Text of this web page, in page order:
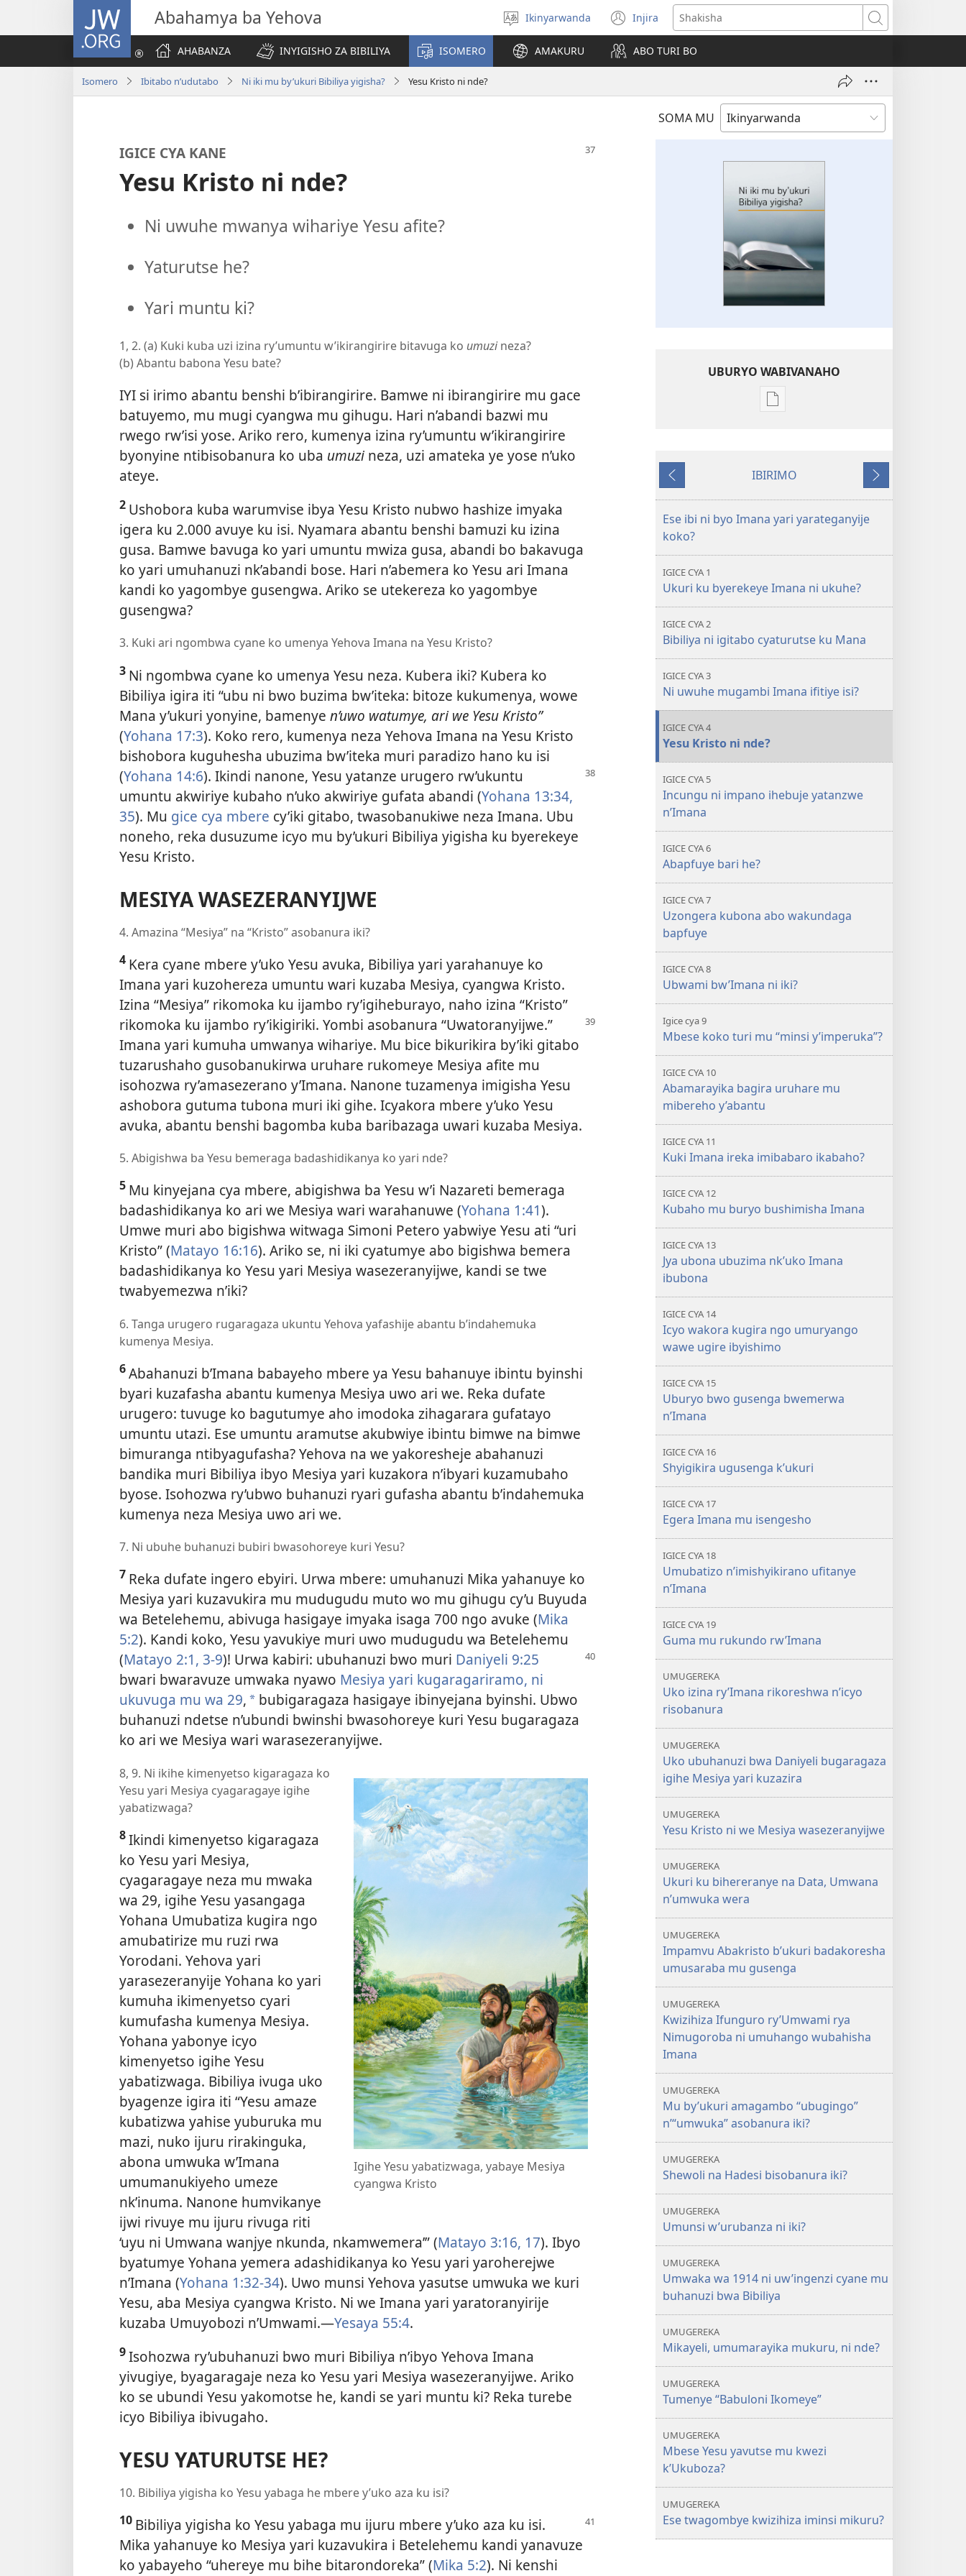
JW.ORG Abahamya ba Yehova
Hitamo
ururimi
Ikinyarwanda Injira
(ifungukire
ahandi)
Shakisha
AHABANZA
INYIGISHO ZA BIBILIYA ISOMERO AMAKURU ABO TURI BO
Isomero Ibitabo n’udutabo Ni iki mu by’ukuri Bibiliya yigisha? Yesu Kristo ni nde?
SOMA MU
IGICE CYA KANE
Yesu Kristo ni nde?
Ni uwuhe mwanya wihariye Yesu afite?
Yaturutse he?
Yari muntu ki?
1, 2. (a) Kuki kuba uzi izina ry’umuntu w’ikirangirire bitavuga ko umuzineza?
(b) Abantu babona Yesu bate?
IYI si irimo abantu benshi b’ibirangirire. Bamwe ni ibirangirire mu gace
batuyemo, mu mugi cyangwa mu gihugu. Hari n’abandi bazwi mu
rwego rw’isi yose. Ariko rero, kumenya izina ry’umuntu w’ikirangirire
byonyine ntibisobanura ko uba umuzi neza, uzi amateka ye yose n’uko
ateye.
2 Ushobora kuba warumvise ibya Yesu Kristo nubwo hashize imyaka
igera ku 2.000 avuye ku isi. Nyamara abantu benshi bamuzi ku izina
gusa. Bamwe bavuga ko yari umuntu mwiza gusa, abandi bo bakavuga
ko yari umuhanuzi nk’abandi bose. Hari n’abemera ko Yesu ari Imana
kandi ko yagombye gusengwa. Ariko se utekereza ko yagombye
gusengwa?
3. Kuki ari ngombwa cyane ko umenya Yehova Imana na Yesu Kristo?
3 Ni ngombwa cyane ko umenya Yesu neza. Kubera iki? Kubera ko
Bibiliya igira iti “ubu ni bwo buzima bw’iteka: bitoze kukumenya, wowe
Mana y’ukuri yonyine, bamenye n’uwo watumye, ari we Yesu Kristo”
(Yohana 17:3). Koko rero, kumenya neza Yehova Imana na Yesu Kristo
bishobora kuguhesha ubuzima bw’iteka muri paradizo hano ku isi
(Yohana 14:6). Ikindi nanone, Yesu yatanze urugero rw’ukuntu
umuntu akwiriye kubaho n’uko akwiriye gufata abandi (Yohana 13:34,
35). Mu gice cya mbere cy’iki gitabo, twasobanukiwe neza Imana. Ubu
noneho, reka dusuzume icyo mu by’ukuri Bibiliya yigisha ku byerekeye
Yesu Kristo.
MESIYA WASEZERANYIJWE
4. Amazina “Mesiya” na “Kristo” asobanura iki?
4 Kera cyane mbere y’uko Yesu avuka, Bibiliya yari yarahanuye ko
Imana yari kuzohereza umuntu wari kuzaba Mesiya, cyangwa Kristo.
Izina “Mesiya” rikomoka ku ijambo ry’igiheburayo, naho izina “Kristo”
rikomoka ku ijambo ry’ikigiriki. Yombi asobanura “Uwatoranyijwe.”
Imana yari kumuha umwanya wihariye. Mu bice bikurikira by’iki gitabo
tuzarushaho gusobanukirwa uruhare rukomeye Mesiya afite mu
isohozwa ry’amasezerano y’Imana. Nanone tuzamenya imigisha Yesu
ashobora gutuma tubona muri iki gihe. Icyakora mbere y’uko Yesu
avuka, abantu benshi bagomba kuba baribazaga uwari kuzaba Mesiya.
5. Abigishwa ba Yesu bemeraga badashidikanya ko yari nde?
5 Mu kinyejana cya mbere, abigishwa ba Yesu w’i Nazareti bemeraga
badashidikanya ko ari we Mesiya wari warahanuwe (Yohana 1:41).
Umwe muri abo bigishwa witwaga Simoni Petero yabwiye Yesu ati “uri
Kristo” (Matayo 16:16). Ariko se, ni iki cyatumye abo bigishwa bemera
badashidikanya ko Yesu yari Mesiya wasezeranyijwe, kandi se twe
twabyemezwa n’iki?
6. Tanga urugero rugaragaza ukuntu Yehova yafashije abantu b’indahemuka
kumenya Mesiya.
6Abahanuzi b’Imana babayeho mbere ya Yesu bahanuye ibintu byinshi
byari kuzafasha abantu kumenya Mesiya uwo ari we. Reka dufate
urugero: tuvuge ko bagutumye aho imodoka zihagarara gufatayo
umuntu utazi. Ese umuntu aramutse akubwiye ibintu bimwe na bimwe
bimuranga ntibyagufasha? Yehova na we yakoresheje abahanuzi
bandika muri Bibiliya ibyo Mesiya yari kuzakora n’ibyari kuzamubaho
byose. Isohozwa ry’ubwo buhanuzi ryari gufasha abantu b’indahemuka
kumenya neza Mesiya uwo ari we.
7. Ni ubuhe buhanuzi bubiri bwasohoreye kuri Yesu?
7 Reka dufate ingero ebyiri. Urwa mbere: umuhanuzi Mika yahanuye ko
Mesiya yari kuzavukira mu mudugudu muto wo mu gihugu cy’u Buyuda
wa Betelehemu, abivuga hasigaye imyaka isaga 700 ngo avuke (Mika
5:2). Kandi koko, Yesu yavukiye muri uwo mudugudu wa Betelehemu
(Matayo 2:1, 3-9)! Urwa kabiri: ubuhanuzi bwo muri Daniyeli 9:25
bwari bwaravuze umwaka nyawo Mesiya yari kugaragariramo, ni
ukuvuga mu wa 29, * bubigaragaza hasigaye ibinyejana byinshi. Ubwo
buhanuzi ndetse n’ubundi bwinshi bwasohoreye kuri Yesu bugaragaza
ko ari we Mesiya wari warasezeranyijwe.
Igihe Yesu yabatizwaga, yabaye Mesiya
cyangwa Kristo
8, 9. Ni ikihe kimenyetso kigaragaza ko
Yesu yari Mesiya cyagaragaye igihe
yabatizwaga?
8Ikindi kimenyetso kigaragaza
ko Yesu yari Mesiya,
cyagaragaye neza mu mwaka
wa 29, igihe Yesu yasangaga
Yohana Umubatiza kugira ngo
amubatirize mu ruzi rwa
Yorodani. Yehova yari
yarasezeranyije Yohana ko yari
kumuha ikimenyetso cyari
kumufasha kumenya Mesiya.
Yohana yabonye icyo
kimenyetso igihe Yesu
yabatizwaga. Bibiliya ivuga uko
byagenze igira iti “Yesu amaze
kubatizwa yahise yuburuka mu
mazi, nuko ijuru rirakinguka,
abona umwuka w’Imana
umumanukiyeho umeze
nk’inuma. Nanone humvikanye
ijwi rivuye mu ijuru rivuga riti
‘uyu ni Umwana wanjye nkunda, nkamwemera’” (Matayo 3:16, 17). Ibyo
byatumye Yohana yemera adashidikanya ko Yesu yari yaroherejwe
n’Imana (Yohana 1:32-34). Uwo munsi Yehova yasutse umwuka we kuri
Yesu, aba Mesiya cyangwa Kristo. Ni we Imana yari yaratoranyirije
kuzaba Umuyobozi n’Umwami.​—Yesaya 55:4.
9Isohozwa ry’ubuhanuzi bwo muri Bibiliya n’ibyo Yehova Imana
yivugiye, byagaragaje neza ko Yesu yari Mesiya wasezeranyijwe. Ariko
ko se ubundi Yesu yakomotse he, kandi se yari muntu ki? Reka turebe
icyo Bibiliya ibivugaho.
YESU YATURUTSE HE?
10. Bibiliya yigisha ko Yesu yabaga he mbere y’uko aza ku isi?
10 Bibiliya yigisha ko Yesu yabaga mu ijuru mbere y’uko aza ku isi.
Mika yahanuye ko Mesiya yari kuzavukira i Betelehemu kandi yanavuze
ko yabayeho “uhereye mu bihe bitarondoreka” (Mika 5:2). Ni kenshi
UBURYO WABIVANAHO
Uko
iki
by’ukuri
Bibiliya
Ibibanza
IBIRIMO
Ibikurikira
Ese ibi ni byo Imana yari yarateganyije
koko?
IGICE CYA 1
Ukuri ku byerekeye Imana ni ukuhe?
IGICE CYA 2
Bibiliya ni igitabo cyaturutse ku Mana
IGICE CYA 3
Ni uwuhe mugambi Imana ifitiye isi?
IGICE CYA 4
Yesu Kristo ni nde?
IGICE CYA 5
Incungu ni impano ihebuje yatanzwe
n’Imana
IGICE CYA 6
Abapfuye bari he?
IGICE CYA 7
Uzongera kubona abo wakundaga
bapfuye
IGICE CYA 8
Ubwami bw’Imana ni iki?
Igice cya 9
Mbese koko turi mu “minsi y’imperuka”?
IGICE CYA 10
Abamarayika bagira uruhare mu
mibereho y’abantu
IGICE CYA 11
Kuki Imana ireka imibabaro ikabaho?
IGICE CYA 12
Kubaho mu buryo bushimisha Imana
IGICE CYA 13
Jya ubona ubuzima nk’uko Imana
ibubona
IGICE CYA 14
Icyo wakora kugira ngo umuryango
wawe ugire ibyishimo
IGICE CYA 15
Uburyo bwo gusenga bwemerwa
n’Imana
IGICE CYA 16
Shyigikira ugusenga k’ukuri
IGICE CYA 17
Egera Imana mu isengesho
IGICE CYA 18
Umubatizo n’imishyikirano ufitanye
n’Imana
IGICE CYA 19
Guma mu rukundo rw’Imana
UMUGEREKA
Uko izina ry’Imana rikoreshwa n’icyo
risobanura
UMUGEREKA
Uko ubuhanuzi bwa Daniyeli bugaragaza
igihe Mesiya yari kuzazira
UMUGEREKA
Yesu Kristo ni we Mesiya wasezeranyijwe
UMUGEREKA
Ukuri ku bihereranye na Data, Umwana
n’umwuka wera
UMUGEREKA
Impamvu Abakristo b’ukuri badakoresha
umusaraba mu gusenga
UMUGEREKA
Kwizihiza Ifunguro ry’Umwami rya
Nimugoroba ni umuhango wubahisha
Imana
UMUGEREKA
Mu by’ukuri amagambo “ubugingo”
n’“umwuka” asobanura iki?
UMUGEREKA
Shewoli na Hadesi bisobanura iki?
UMUGEREKA
Umunsi w’urubanza ni iki?
UMUGEREKA
Umwaka wa 1914 ni uw’ingenzi cyane mu
buhanuzi bwa Bibiliya
UMUGEREKA
Mikayeli, umumarayika mukuru, ni nde?
UMUGEREKA
Tumenye “Babuloni Ikomeye”
UMUGEREKA
Mbese Yesu yavutse mu kwezi
k’Ukuboza?
UMUGEREKA
Ese twagombye kwizihiza iminsi mikuru?